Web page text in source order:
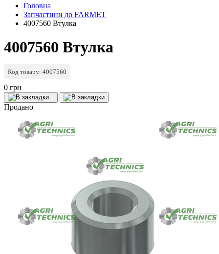
Головна
Запчастини до FARMET
4007560 Втулка
4007560 Втулка
Код товару: 4007560
0 грн
Продано